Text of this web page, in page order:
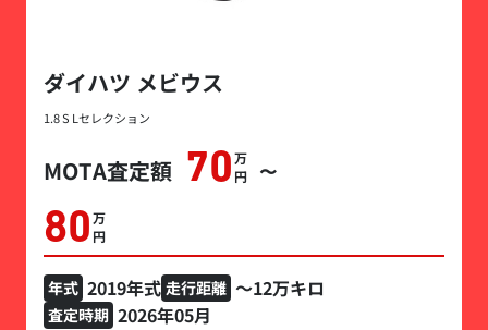
ダイハツ メビウス
1.8 S Lセレクション
MOTA査定額 70万円 〜
80万円
年式 2019年式 走行距離 ～12万キロ
査定時期 2026年05月